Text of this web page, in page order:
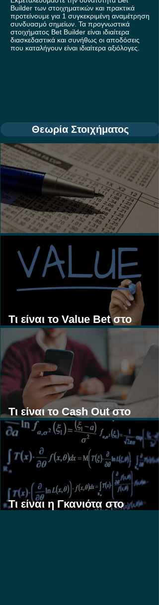
Builder των στοιχηματικών και πρακτικά
προτείνουμε για 1 συγκεκριμένη αναμέτρηση
συνδυασμό σημείων. Τα προγνωστικά
στοιχήματος Bet Builder είναι ιδιαίτερα
διασκεδαστικά και συνήθως οι αποδόσεις
που καταλήγουν είναι ιδιαίτερα αξιόλογες.
Θεωρία Στοιχήματος
Τι είναι τα Ασιατικά Χάντικαπ;
Τι είναι το Value Bet στο
Στοίχημα;
Τι είναι το Cash Out στο
Στοίχημα;
Τι είναι η Γκανιότα στο